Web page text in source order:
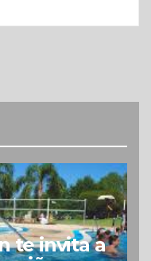
te invita a